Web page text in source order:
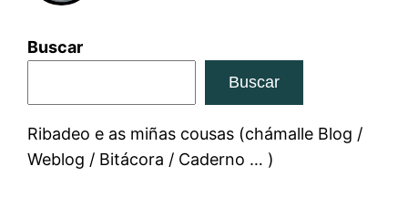
Buscar
Buscar
Ribadeo e as miñas cousas (chámalle Blog /
Weblog / Bitácora / Caderno … )